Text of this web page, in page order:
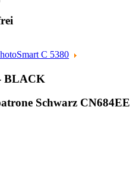
C 5380
BLACK
Schwarz CN684EE